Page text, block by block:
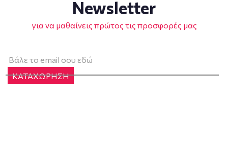
Newsletter
για να μαθαίνεις πρώτος τις προσφορές μας
ΚΑΤΑΧΩΡΗΣΗ